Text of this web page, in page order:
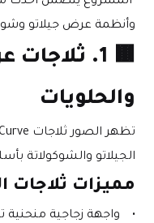
وأنظمة عرض جيلاتو
🟫
والحلويات
الجيلاتو والشوكولاتة
مميزات ثلاجات
واجهة زجاجية منحنية